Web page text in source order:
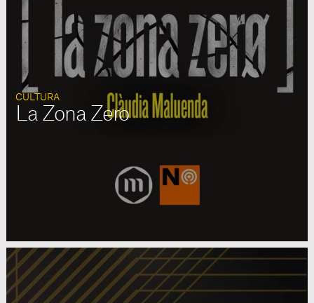
CULTURA
La Zona Zero